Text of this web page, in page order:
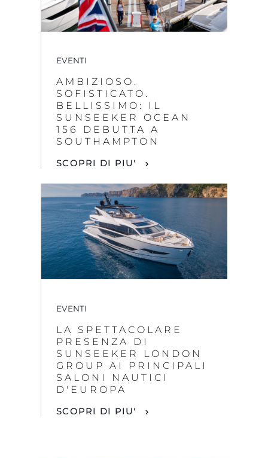
EVENTI
AMBIZIOSO.
SOFISTICATO.
BELLISSIMO: IL
SUNSEEKER OCEAN
156 DEBUTTA A
SOUTHAMPTON
SCOPRI DI PIU'
EVENTI
LA SPETTACOLARE
PRESENZA DI
SUNSEEKER LONDON
GROUP AI PRINCIPALI
SALONI NAUTICI
D'EUROPA
SCOPRI DI PIU'